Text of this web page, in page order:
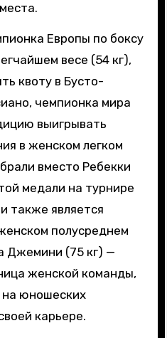
Европы по боксу
весе (54 кг),
квоту в Бусто-
чемпионка мира
выигрывать
в женском легком
вместо Ребекки
медали на турнире
также является
полусреднем
Джемини (75 кг) —
женской команды,
юношеских
карьере.